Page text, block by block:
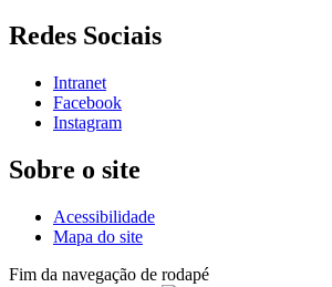
Redes Sociais
Intranet
Facebook
Instagram
Sobre o site
Acessibilidade
Mapa do site
Fim da navegação de rodapé